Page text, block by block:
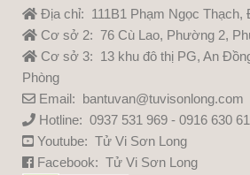
Địa chỉ: 111B1 Phạm Ngọc Thạch,
Cơ sở 2: 76 Cù Lao, Phường 2,
Cơ sở 3: 13 khu đô thị PG, An
Phòng
Email: bantuvan@tuvisonlong.com
Hotline: 0937 531 969 - 0916 630
Youtube: Tử Vi Sơn Long
Facebook: Tử Vi Sơn Long